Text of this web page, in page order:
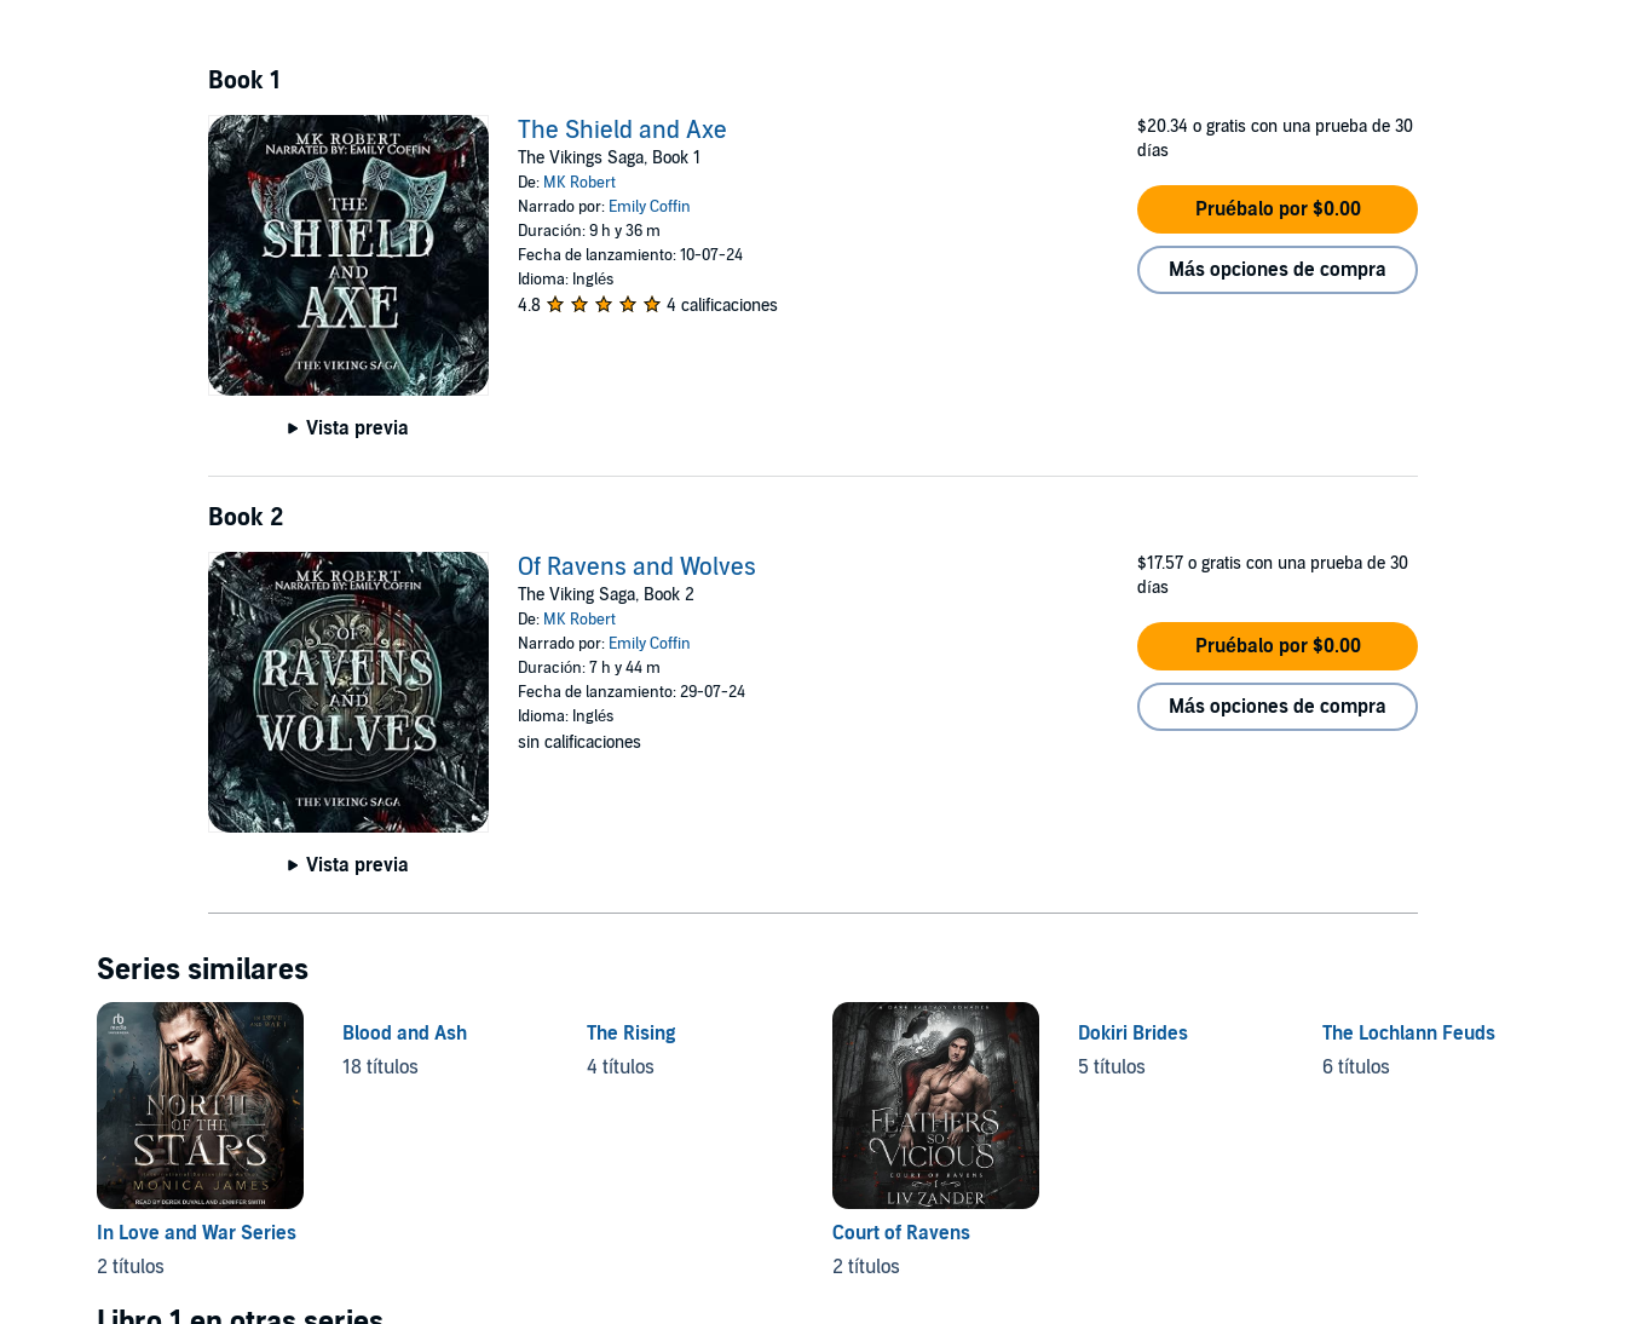
Book 1
Vista previa
The Shield and Axe
The Vikings Saga, Book 1
De: MK Robert
Narrado por: Emily Coffin
Duración: 9 h y 36 m
Fecha de lanzamiento: 10-07-24
Idioma: Inglés
4.8 4 calificaciones
$20.34 o gratis con una prueba de 30
días
Pruébalo por $0.00
Más opciones de compra
Book 2
Vista previa
Of Ravens and Wolves
The Viking Saga, Book 2
De: MK Robert
Narrado por: Emily Coffin
Duración: 7 h y 44 m
Fecha de lanzamiento: 29-07-24
Idioma: Inglés
sin calificaciones
$17.57 o gratis con una prueba de 30
días
Pruébalo por $0.00
Más opciones de compra
Series similares
In Love and War Series
2 títulos
Blood and Ash
18 títulos
The Rising
4 títulos
Court of Ravens
2 títulos
Dokiri Brides
5 títulos
The Lochlann Feuds
6 títulos